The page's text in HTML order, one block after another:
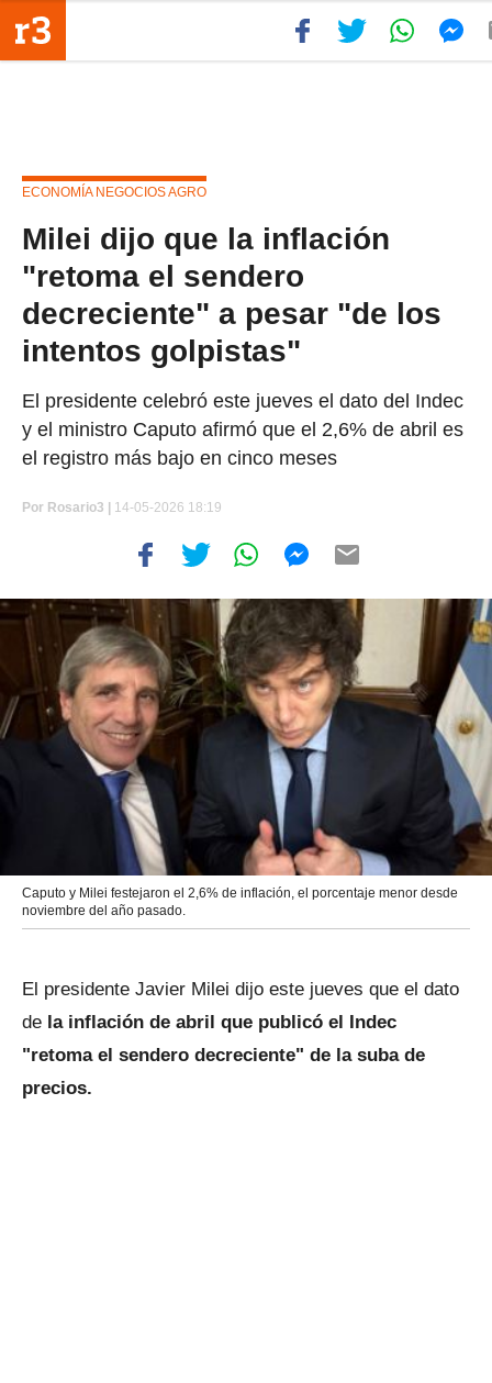
ECONOMÍA NEGOCIOS AGRO
Milei dijo que la inflación
"retoma el sendero
decreciente" a pesar "de los
intentos golpistas"
El presidente celebró este jueves el dato del Indec
y el ministro Caputo afirmó que el 2,6% de abril es
el registro más bajo en cinco meses
Por Rosario3 | 14-05-2026 18:19
Caputo y Milei festejaron el 2,6% de inflación, el porcentaje menor desde
noviembre del año pasado.
El presidente Javier Milei dijo este jueves que el dato
de la inflación de abril que publicó el Indec
"retoma el sendero decreciente" de la suba de
precios.